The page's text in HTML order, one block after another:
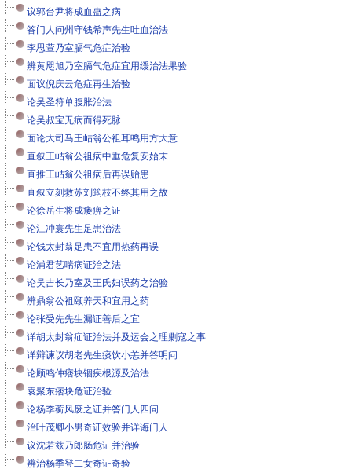
议郭台尹将成血蛊之病
答门人问州守钱希声先生吐血治法
李思萱乃室膈气危症治验
辨黄咫旭乃室膈气危症宜用缓治法果验
面议倪庆云危症再生治验
论吴圣符单腹胀治法
论吴叔宝无病而得死脉
面论大司马王岵翁公祖耳鸣用方大意
直叙王岵翁公祖病中垂危复安始末
直推王岵翁公祖病后再误贻患
直叙立刻救苏刘筠枝不终其用之故
论徐岳生将成痿痹之证
论江冲寰先生足患治法
论钱太封翁足患不宜用热药再误
论浦君艺喘病证治之法
论吴吉长乃室及王氏妇误药之治验
辨鼎翁公祖颐养天和宜用之药
论张受先先生漏证善后之宜
详胡太封翁疝证治法并及运会之理剿寇之事
详辩谏议胡老先生痰饮小恙并答明问
论顾鸣仲痞块锢疾根源及治法
袁聚东痞块危证治验
论杨季蘅风废之证并答门人四问
治叶茂卿小男奇证效验并详诲门人
议沈若兹乃郎肠危证并治验
辨治杨季登二女奇证奇验